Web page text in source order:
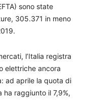
sono state
305.371 in meno
l’Italia registra
elettriche ancora
ad aprile la quota di
ha raggiunto il 7,9%,